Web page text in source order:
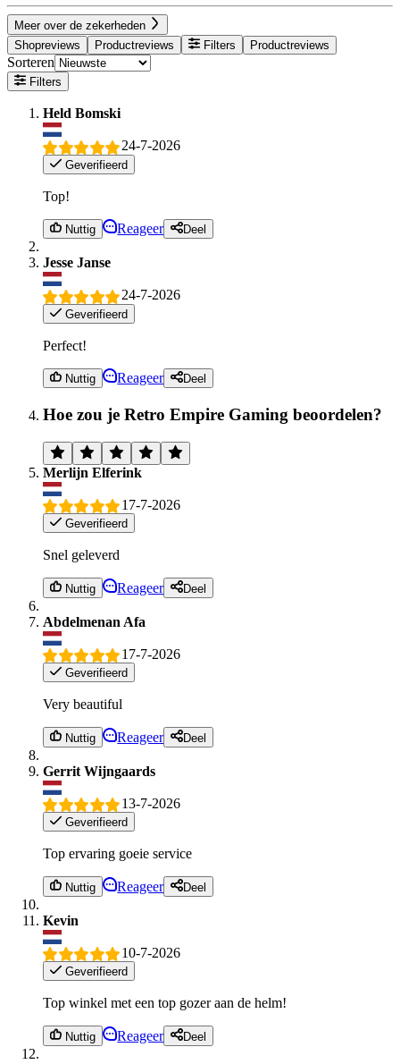
Meer over de zekerheden
Shopreviews
Productreviews Filters Productreviews
Sorteren
Filters
Held Bomski
24-7-2026
Geverifieerd
Top!
Nuttig Reageer Deel
Jesse Janse
24-7-2026
Geverifieerd
Perfect!
Nuttig Reageer Deel
Hoe zou je Retro Empire Gaming beoordelen?
Merlijn Elferink
17-7-2026
Geverifieerd
Snel geleverd
Nuttig Reageer Deel
Abdelmenan Afa
17-7-2026
Geverifieerd
Very beautiful
Nuttig Reageer Deel
Gerrit Wijngaards
13-7-2026
Geverifieerd
Top ervaring goeie service
Nuttig Reageer Deel
Kevin
10-7-2026
Geverifieerd
Top winkel met een top gozer aan de helm!
Nuttig Reageer Deel